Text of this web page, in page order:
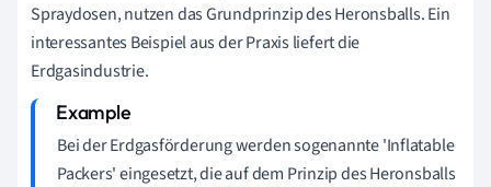
Spraydosen, nutzen das Grundprinzip des Heronsballs. Ein
interessantes Beispiel aus der Praxis liefert die
Erdgasindustrie.
Bei der Erdgasförderung werden sogenannte 'Inflatable
Packers' eingesetzt, die auf dem Prinzip des Heronsballs